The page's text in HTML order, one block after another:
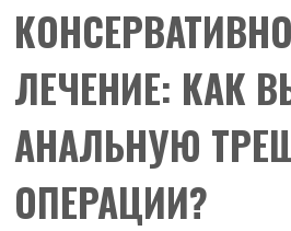
ЛЕЧЕНИЕ: КАК
АНАЛЬНУЮ
ОПЕРАЦИИ?